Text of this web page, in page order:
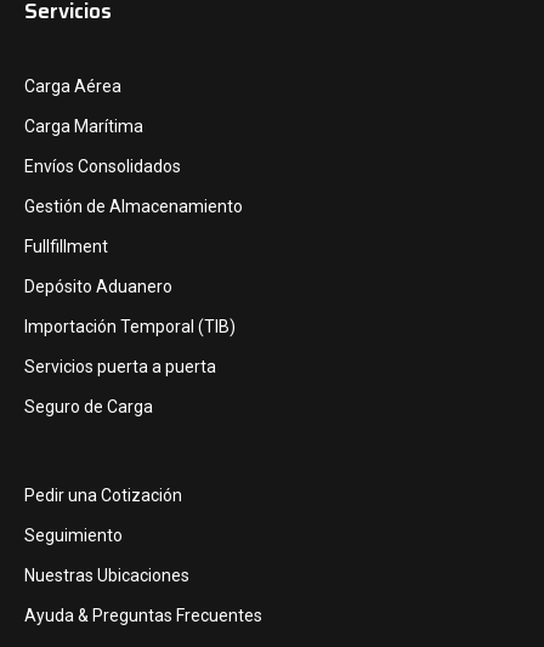
Servicios
Carga Aérea
Carga Marítima
Envíos Consolidados
Gestión de Almacenamiento
Fullfillment
Depósito Aduanero
Importación Temporal (TIB)
Servicios puerta a puerta
Seguro de Carga
Pedir una Cotización
Seguimiento
Nuestras Ubicaciones
Ayuda & Preguntas Frecuentes